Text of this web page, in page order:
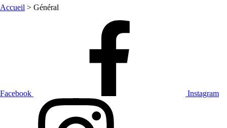
Accueil > Général
Facebook Instagram